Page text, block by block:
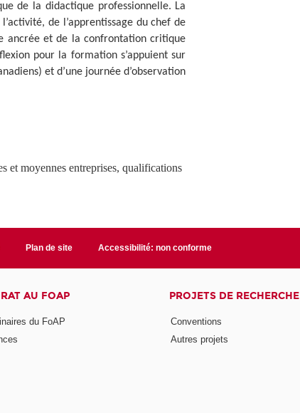
de la didactique professionnelle. La
de l’apprentissage du chef de
ancrée et de la confrontation critique
pour la formation s’appuient sur
et d’une journée d’observation
et moyennes entreprises, qualifications
Plan de site Accessibilité: non conforme
AU FOAP
du FoAP
PROJETS DE RECHERCHE
Conventions
Autres projets